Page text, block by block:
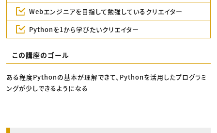
Webエンジニアを目指して勉強しているクリエイター
Pythonを1から学びたいクリエイター
この講座のゴール
ある程度Pythonの基本が理解できて、Pythonを活用したプログラミ
ングが少しできるようになる